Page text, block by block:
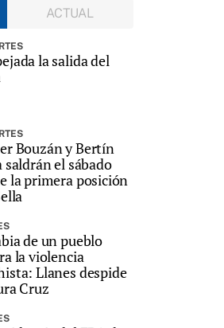
ACTUAL
la salida del
Bouzán y Bertín
saldrán el sábado
la primera posición
de un pueblo
la violencia
Llanes despide
Cruz